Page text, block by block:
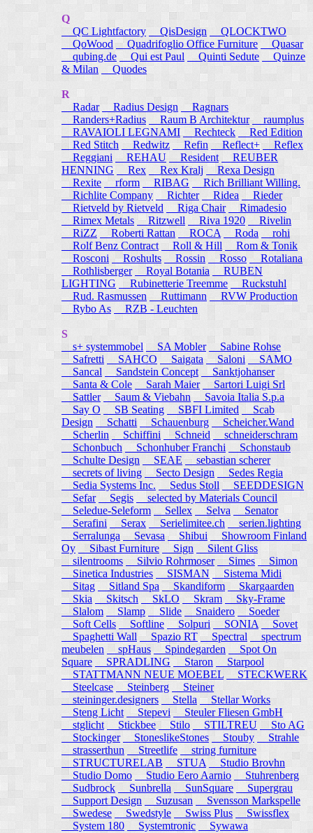
Q
QC Lightfactory
QisDesign
QLOCKTWO
QoWood Quadrifoglio Office Furniture
Quasar
qubing.de
Qui est Paul Quinti Sedute
Quinze
& Milan
Quodes
R
Radar
Radius Design
Ragnars
Randers+Radius
Raum B Architektur raumplus
RAVAIOLI LEGNAMI
Rechteck
Red Edition
Red Stitch
Redwitz Refin Reflect+
Reflex
Reggiani
REHAU Resident
REUBER
HENNING
Rex Rex Kralj
Rexa Design
Rexite
rform RIBAG
Rich Brilliant Willing.
Richlite Company
Richter Ridea
Rieder
Rietveld by Rietveld
Riga Chair
Rimadesio
Rimex Metals
Ritzwell Riva 1920
Rivelin
RiZZ
Roberti Rattan ROCA Roda
rohi
Rolf Benz Contract
Roll & Hill
Rom & Tonik
Rosconi Roshults Rossin Rosso
Rotaliana
Rothlisberger
Royal Botania
RUBEN
LIGHTING
Rubinetterie Treemme
Ruckstuhl
Rud. Rasmussen
Ruttimann
RVW Production
Rybo As
RZB - Leuchten
S
s+ systemmobel
SA Mobler
Sabine Rohse
Safretti
SAHCO Saigata Saloni
SAMO
Sancal
Sandstein Concept
Sanktjohanser
Santa & Cole
Sarah Maier
Sartori Luigi Srl
Sattler
Saum & Viebahn
Savoia Italia S.p.a
Say O
SB Seating SBFI Limited
Scab
Design
Schatti Schauenburg
Scheicher.Wand
Scherlin
Schiffini Schneid
schneiderschram
Schonbuch
Schonhuber Franchi
Schonstaub
Schulte Design
SEAE
sebastian scherer
secrets of living
Secto Design
Sedes Regia
Sedia Systems Inc.
Sedus Stoll
SEEDDESIGN
Sefar
Segis
selected by Materials Council
Seledue-Seleform
Sellex Selva
Senator
Serafini
Serax Serielimitee.ch
serien.lighting
Serralunga
Sevasa Shibui
Showroom Finland
Oy
Sibast Furniture Sign
Silent Gliss
silentrooms
Silvio Rohrmoser Simes Simon
Sinetica Industries
SISMAN
Sistema Midi
Sitag
Sitland Spa Skandiform
Skargaarden
Skia
Skitsch SkLO Skram
Sky-Frame
Slalom
Slamp Slide Snaidero
Soeder
Soft Cells
Softline Solpuri SONIA
Sovet
Spaghetti Wall
Spazio RT Spectral
spectrum
meubelen
spHaus Spindegarden
Spot On
Square
SPRADLING Staron
Starpool
STATTMANN NEUE MOEBEL
STECKWERK
Steelcase
Steinberg
Steiner
steininger.designers
Stella Stellar Works
Steng Licht
Stepevi
Steuler Fliesen GmbH
stglicht
Stickbee Stilo STILTREU
Sto AG
Stockinger
StoneslikeStones Stouby
Strahle
strasserthun
Streetlife
string furniture
STRUCTURELAB
STUA
Studio Brovhn
Studio Domo
Studio Eero Aarnio
Stuhrenberg
Sudbrock
Sunbrella SunSquare
Supergrau
Support Design
Suzusan
Svensson Markspelle
Swedese
Swedstyle Swiss Plus
Swissflex
System 180
Systemtronic Sywawa